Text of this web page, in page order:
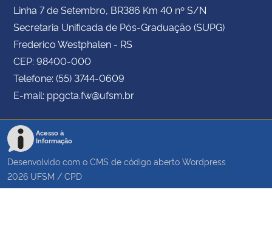
Linha 7 de Setembro, BR386 Km 40 nº S/N
Secretaria Unificada de Pós-Graduação (SUPG)
Frederico Westphalen - RS
CEP: 98400-000
Telefone: (55) 3744-0609
E-mail: ppgcta.fw@ufsm.br
Acesso à
Informação
Desenvolvido com o CMS de código aberto Wordpress
2026 UFSM / CPD